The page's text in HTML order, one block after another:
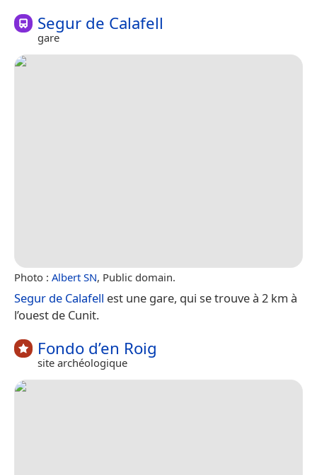
Segur de Calafell
gare
Photo : Albert SN, Public domain.
Segur de Calafell est une gare, qui se trouve à 2 km à
l’ouest de Cunit.
Fondo d’en Roig
site archéologique